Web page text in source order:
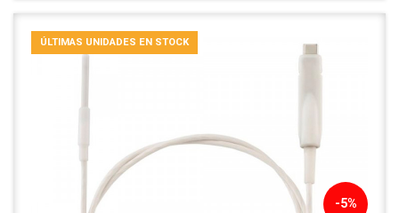
-5%
ÚLTIMAS UNIDADES EN STOCK